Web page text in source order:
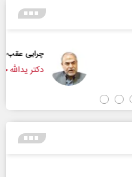
عقب‌نشینی ترامپ؟
یدالله جوانی - تحلیلگر مسائل سیاسی